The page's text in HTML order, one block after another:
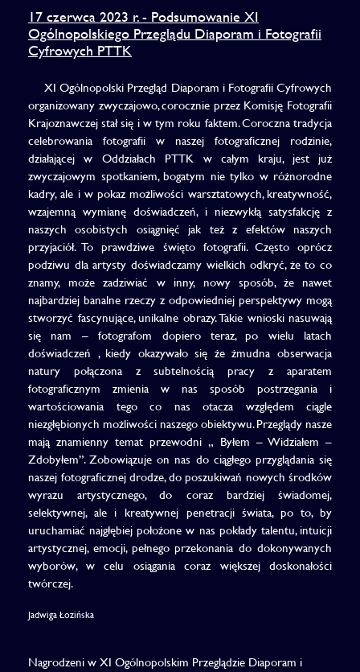
17 czerwca 2023 r. - Podsumowanie XI
Ogólnopolskiego Przeglądu Diaporam i Fotografii
Cyfrowych PTTK
XI Ogólnopolski Przegląd Diaporam i Fotografii Cyfrowych
organizowany zwyczajowo, corocznie przez Komisję Fotografii
Krajoznawczej stał się i w tym roku faktem. Coroczna tradycja
celebrowania fotografii w naszej fotograficznej rodzinie,
działającej w Oddziałach PTTK w całym kraju, jest już
zwyczajowym spotkaniem, bogatym nie tylko w różnorodne
kadry, ale i w pokaz możliwości warsztatowych, kreatywność,
wzajemną wymianę doświadczeń, i niezwykłą satysfakcję z
naszych osobistych osiągnięć jak też z efektów naszych
przyjaciół. To prawdziwe święto fotografii. Często oprócz
podziwu dla artysty doświadczamy wielkich odkryć, że to co
znamy, może zadziwiać w inny, nowy sposób, że nawet
najbardziej banalne rzeczy z odpowiedniej perspektywy mogą
stworzyć fascynujące, unikalne obrazy. Takie wnioski nasuwają
się nam – fotografom dopiero teraz, po wielu latach
doświadczeń , kiedy okazywało się że żmudna obserwacja
natury połączona z subtelnością pracy z aparatem
fotograficznym zmienia w nas sposób postrzegania i
wartościowania tego co nas otacza względem ciągle
niezgłębionych możliwości naszego obiektywu. Przeglądy nasze
mają znamienny temat przewodni „ Byłem – Widziałem –
Zdobyłem”. Zobowiązuje on nas do ciągłego przyglądania się
naszej fotograficznej drodze, do poszukiwań nowych środków
wyrazu artystycznego, do coraz bardziej świadomej,
selektywnej, ale i kreatywnej penetracji świata, po to, by
uruchamiać najgłębiej położone w nas pokłady talentu, intuicji
artystycznej, emocji, pełnego przekonania do dokonywanych
wyborów, w celu osiągania coraz większej doskonałości
twórczej.
Jadwiga Łozińska
Nagrodzeni w XI Ogólnopolskim Przeglądzie Diaporam i